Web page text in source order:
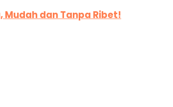
Mudah dan Tanpa Ribet!